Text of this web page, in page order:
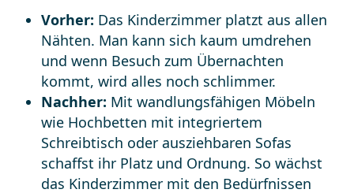
Vorher: Das Kinderzimmer platzt aus allen
Nähten. Man kann sich kaum umdrehen
und wenn Besuch zum Übernachten
kommt, wird alles noch schlimmer.
Nachher: Mit wandlungsfähigen Möbeln
wie Hochbetten mit integriertem
Schreibtisch oder ausziehbaren Sofas
schaffst ihr Platz und Ordnung. So wächst
das Kinderzimmer mit den Bedürfnissen